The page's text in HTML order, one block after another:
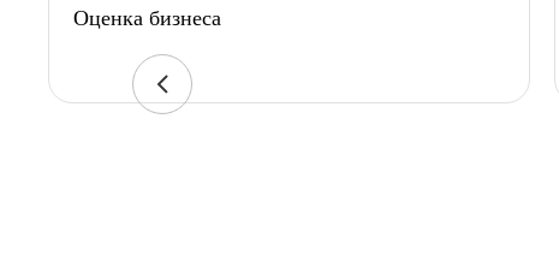
Оценка бизнеса